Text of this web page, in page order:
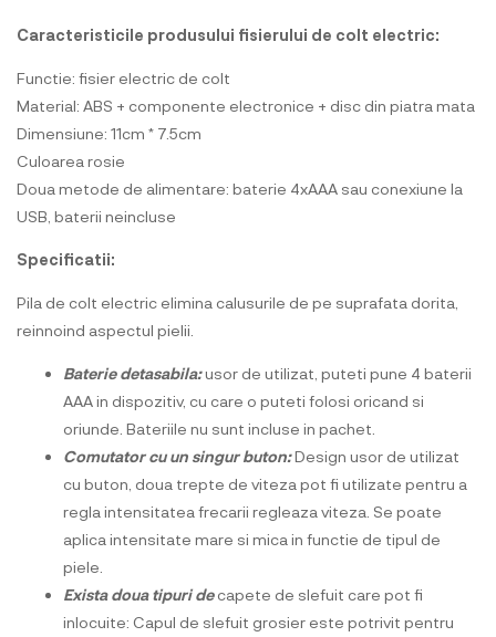
Caracteristicile produsului fisierului de colt electric:
Functie: fisier electric de colt
Material: ABS + componente electronice + disc din piatra mata
Dimensiune: 11cm * 7.5cm
Culoarea rosie
Doua metode de alimentare: baterie 4xAAA sau conexiune la
USB, baterii neincluse
Specificatii:
Pila de colt electric elimina calusurile de pe suprafata dorita,
reinnoind aspectul pielii.
Baterie detasabila:usor de utilizat, puteti pune 4 baterii
AAA in dispozitiv, cu care o puteti folosi oricand si
oriunde. Bateriile nu sunt incluse in pachet.
Comutator cu un singur buton:Design usor de utilizat
cu buton, doua trepte de viteza pot fi utilizate pentru a
regla intensitatea frecarii regleaza viteza. Se poate
aplica intensitate mare si mica in functie de tipul de
piele.
Exista doua tipuri decapete de slefuit care pot fi
inlocuite: Capul de slefuit grosier este potrivit pentru